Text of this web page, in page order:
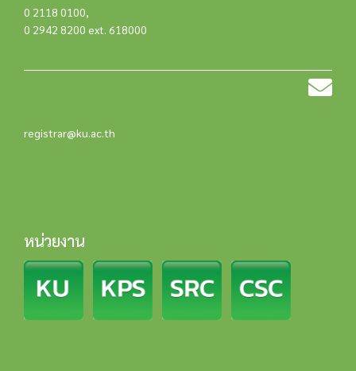
0 2118 0100,
0 2942 8200 ext. 618000
registrar@ku.ac.th
หน่วยงาน